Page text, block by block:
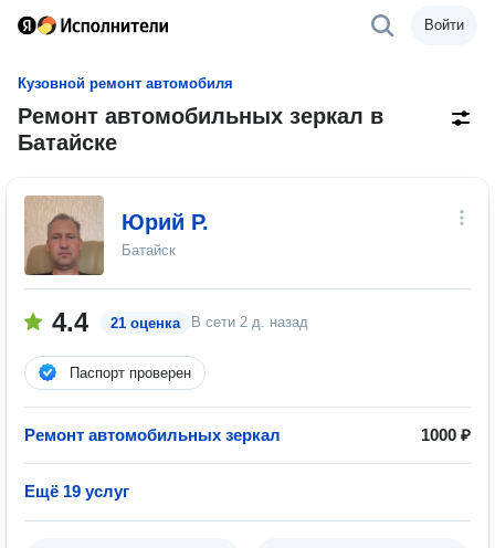
Войти
Кузовной ремонт автомобиля
Ремонт автомобильных зеркал в
Батайске
Юрий Р.
Батайск
4.4 21 оценка В сети 2 д. назад
Паспорт проверен
Ремонт автомобильных зеркал 1000 ₽
Ещё 19 услуг